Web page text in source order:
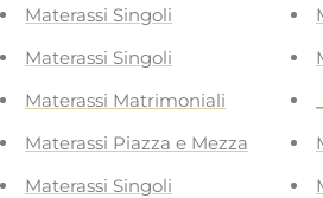
Materassi Singoli
Materassi Singoli
Materassi Matrimoniali
Materassi Piazza e Mezza
Materassi Singoli